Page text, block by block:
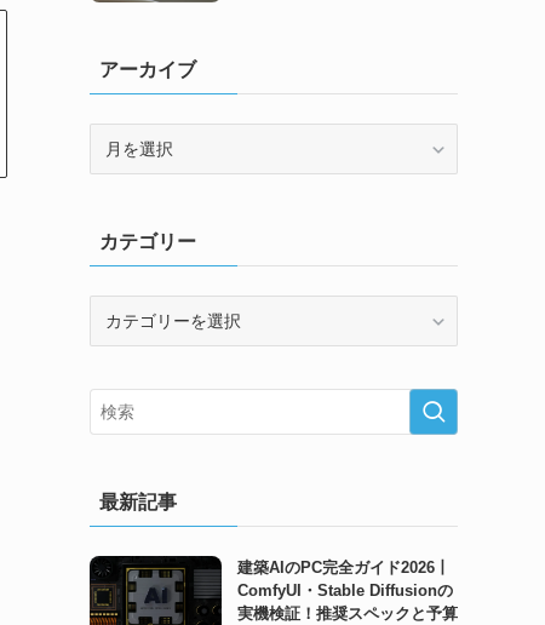
アーカイブ
ブカテゴリー
リ
ー
最新記事
建築AIのPC完全ガイド2026丨
ComfyUI・Stable Diffusionの
実機検証！推奨スペックと予算